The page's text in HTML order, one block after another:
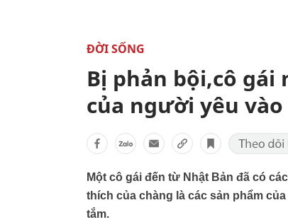
ĐỜI SỐNG
Bị phản bội,cô gái
của người yêu
Một cô gái đến từ Nhật Bản đã có
thích của chàng là các sản phẩm
tắm.